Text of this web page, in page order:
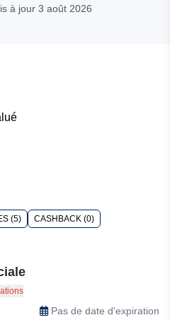
à jour 3 août 2026
(5) CASHBACK (0)
10% de commission en
Pro
Pas de date d'expiration